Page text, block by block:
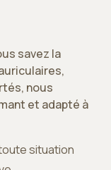
savez la
nous
et adapté à
situation